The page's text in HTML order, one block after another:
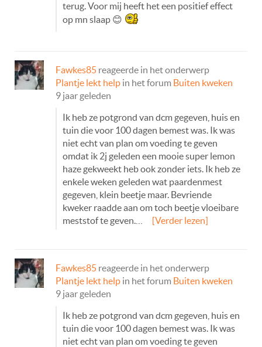
terug. Voor mij heeft het een positief effect
op mn slaap 😊
Fawkes85 reageerde in het onderwerp
Plantje lekt help in het forum Buiten kweken
9 jaar geleden
Ik heb ze potgrond van dcm gegeven, huis en
tuin die voor 100 dagen bemest was. Ik was
niet echt van plan om voeding te geven
omdat ik 2j geleden een mooie super lemon
haze gekweekt heb ook zonder iets. Ik heb ze
enkele weken geleden wat paardenmest
gegeven, klein beetje maar. Bevriende
kweker raadde aan om toch beetje vloeibare
meststof te geven.…
[Verder lezen]
Fawkes85 reageerde in het onderwerp
Plantje lekt help in het forum Buiten kweken
9 jaar geleden
Ik heb ze potgrond van dcm gegeven, huis en
tuin die voor 100 dagen bemest was. Ik was
niet echt van plan om voeding te geven